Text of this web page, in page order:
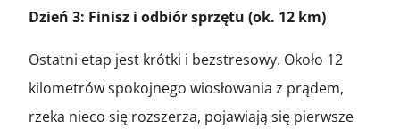
Dzień 3: Finisz i odbiór sprzętu (ok. 12 km)
Ostatni etap jest krótki i bezstresowy. Około 12
kilometrów spokojnego wiosłowania z prądem,
rzeka nieco się rozszerza, pojawiają się pierwsze